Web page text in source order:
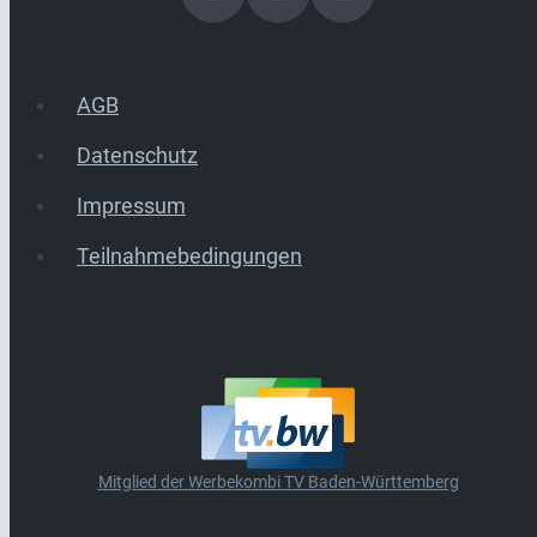
AGB
Datenschutz
Impressum
Teilnahmebedingungen
Mitglied der Werbekombi TV Baden-Württemberg